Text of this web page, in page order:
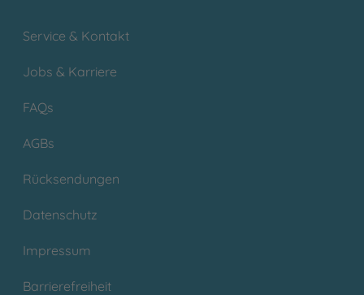
Service & Kontakt
Jobs & Karriere
FAQs
AGBs
Rücksendungen
Datenschutz
Impressum
Barrierefreiheit